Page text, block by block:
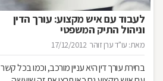
לעבוד עם איש מקצוע: עורך הדין
וניהול התיק המשפטי
מאת: עו"ד ערן זוהר 17/12/2012
בחירת עורך דין היא עניין מורכב, וכמו בכל קשר